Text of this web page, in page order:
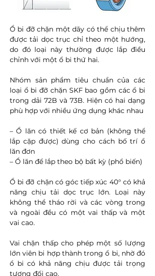
Ổ bi đỡ chặn một dãy có thể chịu thêm
được tải dọc trục chỉ theo một hướng,
do đó loại này thường được lắp điều
chỉnh với một ổ bi thứ hai.
Nhóm sản phẩm tiêu chuẩn của các
loại ổ bi đỡ chặn SKF bao gồm các ổ bi
trong dải 72B và 73B. Hiện có hai dạng
phù hợp với nhiều ứng dụng khác nhau
– Ổ lăn có thiết kế cơ bản (không thể
lắp cặp được) dùng cho cách bố trí ổ
lăn đơn
– Ổ lăn để lắp theo bộ bất kỳ (phổ biến)
Ổ bi đỡ chặn có góc tiếp xúc 40° có khả
năng chịu tải dọc trục lớn. Loại này
không thể tháo rời và các vòng trong
và ngoài đều có một vai thấp và một
vai cao.
Vai chặn thấp cho phép một số lượng
lớn viên bi hợp thành trong ổ bi, nhờ đó
ổ bi có khả năng chịu được tải trọng
tương đối cao.